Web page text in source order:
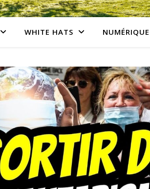
WHITE HATS NUMÉRIQUE